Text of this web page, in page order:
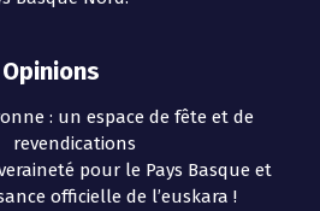
Opinions
: un espace de fête et de
revendications
pour le Pays Basque et
officielle de l’euskara !